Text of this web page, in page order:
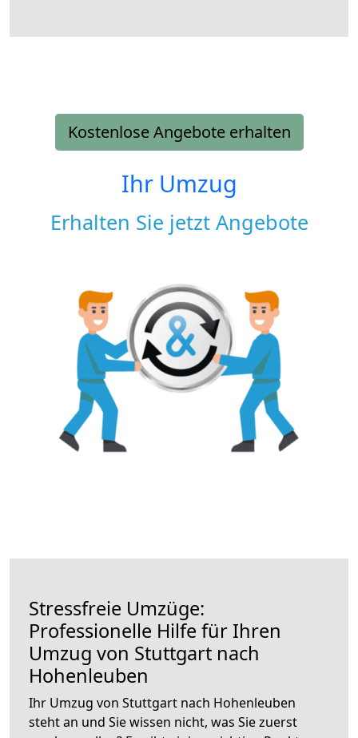
Kostenlose Angebote erhalten
Ihr Umzug
Erhalten Sie jetzt Angebote
Stressfreie Umzüge:
Professionelle Hilfe für Ihren
Umzug von Stuttgart nach
Hohenleuben
Ihr Umzug von Stuttgart nach Hohenleuben
steht an und Sie wissen nicht, was Sie zuerst